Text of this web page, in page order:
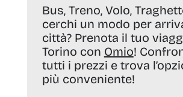
Bus, Treno, Volo,
cerchi un modo per
città? Prenota il tuo
Torino con Omio!
tutti i prezzi e trova
più conveniente!